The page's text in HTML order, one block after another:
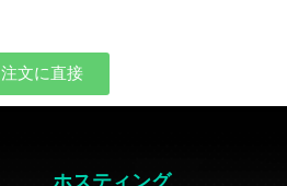
注文に直接